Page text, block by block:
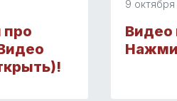
про
9 октября
Видео